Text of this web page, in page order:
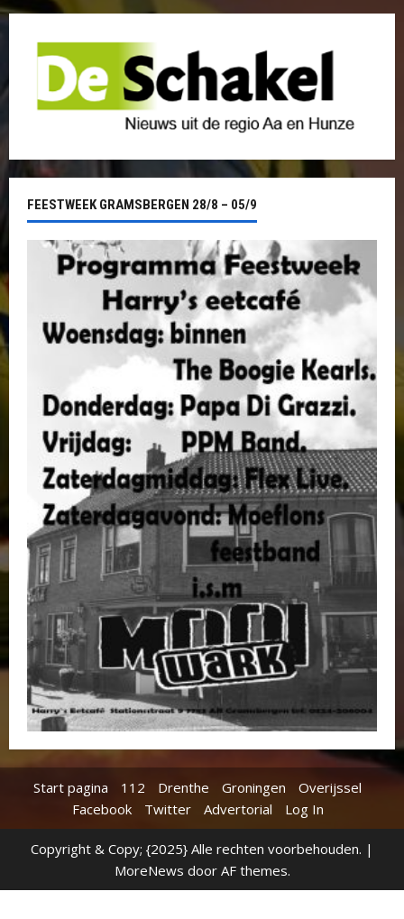
FEESTWEEK GRAMSBERGEN 28/8 – 05/9
Start pagina 112 Drenthe Groningen
Overijssel
Facebook
Twitter Advertorial Log In
Copyright & Copy; {2025} Alle rechten voorbehouden. |
MoreNews door AF themes.